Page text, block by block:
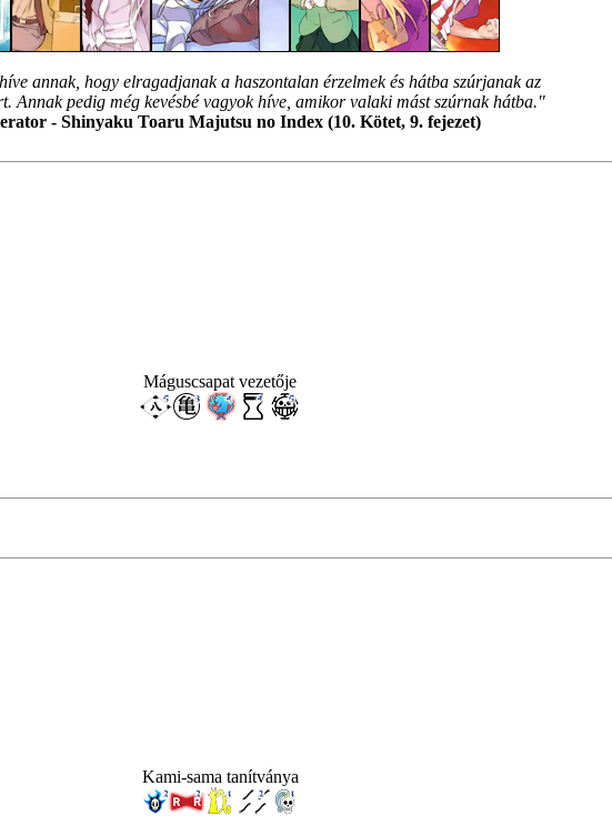
annak, hogy elragadjanak a haszontalan érzelmek és hátba szúrjanak az
Annak pedig még kevésbé vagyok híve, amikor valaki mást szúrnak hátba."
- Shinyaku Toaru Majutsu no Index (10. Kötet, 9. fejezet)
Máguscsapat vezetője
Kami-sama tanítványa